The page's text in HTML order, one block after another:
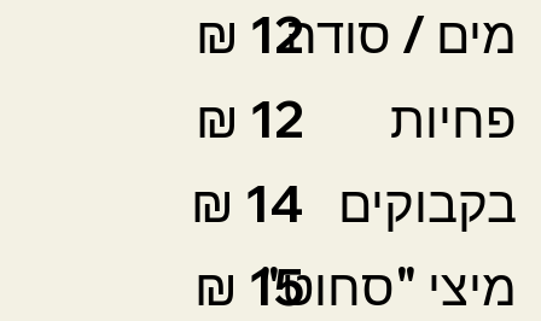
מים / סודה12 ₪
פחיות
12 ₪
בקבוקים
14 ₪
מיצי "סחוט"
15 ₪